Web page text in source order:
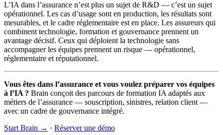
L’IA dans l’assurance n’est plus un sujet de R&D — c’est un sujet
opérationnel. Les cas d’usage sont en production, les résultats sont
mesurables, et le cadre réglementaire est en place. Les assureurs qui
combinent technologie, formation et gouvernance prennent un
avantage décisif. Ceux qui déploient la technologie sans
accompagner les équipes prennent un risque — opérationnel,
réglementaire et réputationnel.
Vous êtes dans l’assurance et vous voulez préparer vos équipes
à l’IA ? Brain conçoit des parcours de formation IA adaptés aux
métiers de l’assurance — souscription, sinistres, relation client —
avec un cadre de gouvernance intégré.
Start Brain → · Réserver une démo